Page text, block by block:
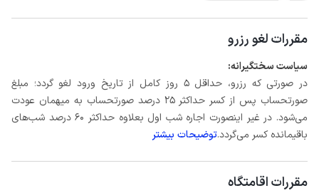
مقررات لغو رزرو
سیاست سختگیرانه:
در صورتی که رزرو، حداقل 5 روز کامل از تاریخ ورود لغو گردد؛ مبلغ
صورتحساب پس از کسر حداکثر 25 درصد صورتحساب به میهمان عودت
می‌شود. در غیر اینصورت اجاره شب اول بعلاوه حداکثر 60 درصد شب‌های
باقیمانده کسر می‌گردد.توضیحات بیشتر
مقررات اقامتگاه